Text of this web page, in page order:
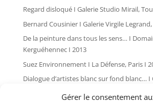
Gérer le consentement
Regard disloqué I Galerie Studio Mirail,
Bernard Cousinier I Galerie Virgile
De la peinture dans tous les sens… I
Kerguéhennec I 2013
Suez Environnement I La Défense, Paris I
Dialogue d’artistes blanc sur fond blanc… I